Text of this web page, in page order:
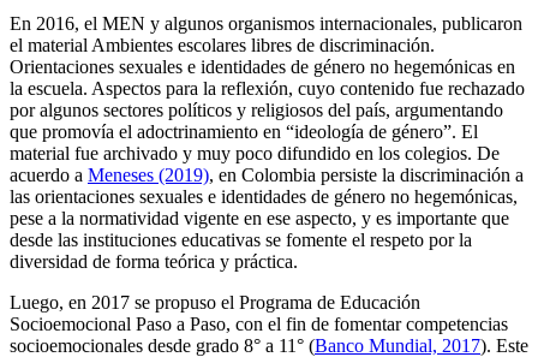
En 2016, el MEN y algunos organismos internacionales, publicaron
el material Ambientes escolares libres de discriminación.
Orientaciones sexuales e identidades de género no hegemónicas en
la escuela. Aspectos para la reflexión, cuyo contenido fue rechazado
por algunos sectores políticos y religiosos del país, argumentando
que promovía el adoctrinamiento en “ideología de género”. El
material fue archivado y muy poco difundido en los colegios. De
acuerdo a Meneses (2019), en Colombia persiste la discriminación a
las orientaciones sexuales e identidades de género no hegemónicas,
pese a la normatividad vigente en ese aspecto, y es importante que
desde las instituciones educativas se fomente el respeto por la
diversidad de forma teórica y práctica.
Luego, en 2017 se propuso el Programa de Educación
Socioemocional Paso a Paso, con el fin de fomentar competencias
socioemocionales desde grado 8° a 11° (Banco Mundial, 2017). Este